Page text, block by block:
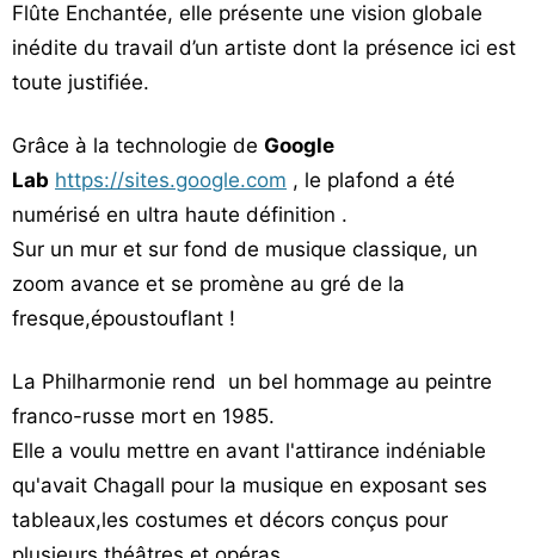
Flûte Enchantée, elle présente une vision globale
inédite du travail d’un artiste dont la présence ici est
toute justifiée.
Grâce à la technologie de Google
Lab https://sites.google.com , le plafond a été
numérisé en ultra haute définition .
Sur un mur et sur fond de musique classique, un
zoom avance et se promène au gré de la
fresque,époustouflant !
La Philharmonie rend un bel hommage au peintre
franco-russe mort en 1985.
Elle a voulu mettre en avant l'attirance indéniable
qu'avait Chagall pour la musique en exposant ses
tableaux,les costumes et décors conçus pour